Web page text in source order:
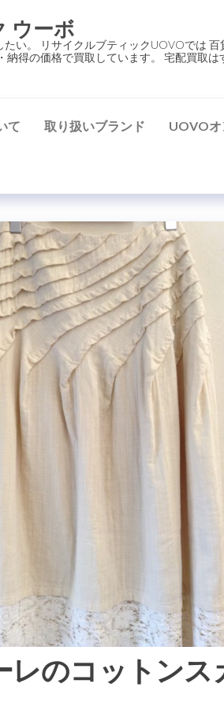
ウーボ
い。 リサイクルブティックUOVOでは
得の価格で買取しています。 宅配買取
て 取り扱いブランド UOVOオ
レのコットンス